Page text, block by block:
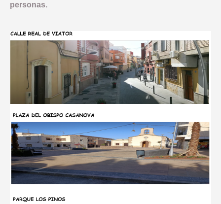
personas.